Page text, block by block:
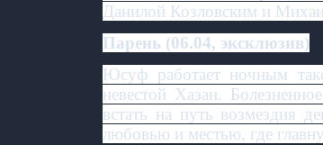
Данилой Козловским и
Парень (06.04, эксклюзив)
Юсуф работает ночным
невестой Хазан.
встать на путь возмездия
любовью и местью, где